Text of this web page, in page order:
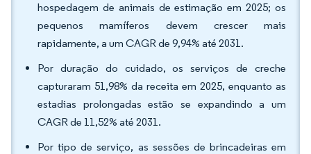
hospedagem de animais de estimação em 2025; os
pequenos mamíferos devem crescer mais
rapidamente, a um CAGR de 9,94% até 2031.
Por duração do cuidado, os serviços de creche
capturaram 51,98% da receita em 2025, enquanto as
estadias prolongadas estão se expandindo a um
CAGR de 11,52% até 2031.
Por tipo de serviço, as sessões de brincadeiras em